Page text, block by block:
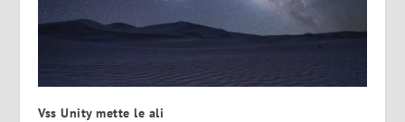
Vss Unity mette le ali